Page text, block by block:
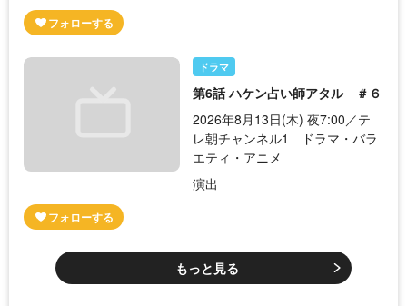
ドラマ
第6話 ハケン占い師アタル ＃６
2026年8月13日(木) 夜7:00／テ
レ朝チャンネル1 ドラマ・バラ
エティ・アニメ
演出
もっと見る